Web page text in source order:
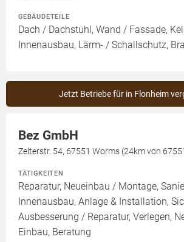
GEBÄUDETEILE
Dach / Dachstuhl, Wand / Fassade,
Innenausbau, Lärm- / Schallschutz,
Jetzt Betriebe für in Flonheim
Bez GmbH
Zelterstr. 54, 67551 Worms (24km von
TÄTIGKEITEN
Reparatur, Neueinbau / Montage,
Innenausbau, Anlage & Installation,
Ausbesserung / Reparatur, Verlegen,
Einbau, Beratung